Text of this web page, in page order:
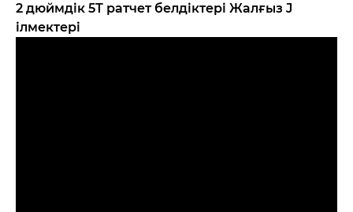
2 дюймдік 5Т ратчет белдіктері Жалғыз J
ілмектері